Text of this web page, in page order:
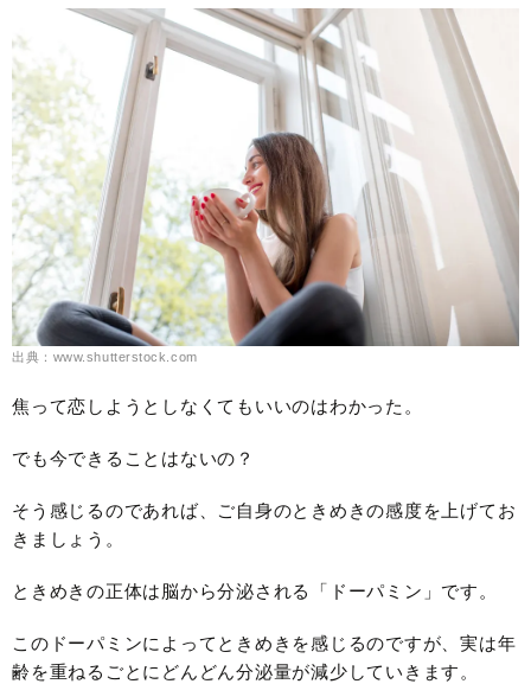
出典：www.shutterstock.com
焦って恋しようとしなくてもいいのはわかった。
でも今できることはないの？
そう感じるのであれば、ご自身のときめきの感度を上げてお
きましょう。
ときめきの正体は脳から分泌される「ドーパミン」です。
このドーパミンによってときめきを感じるのですが、実は年
齢を重ねるごとにどんどん分泌量が減少していきます。